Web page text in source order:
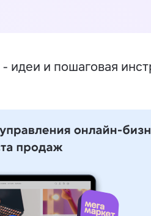
- идеи и пошаговая